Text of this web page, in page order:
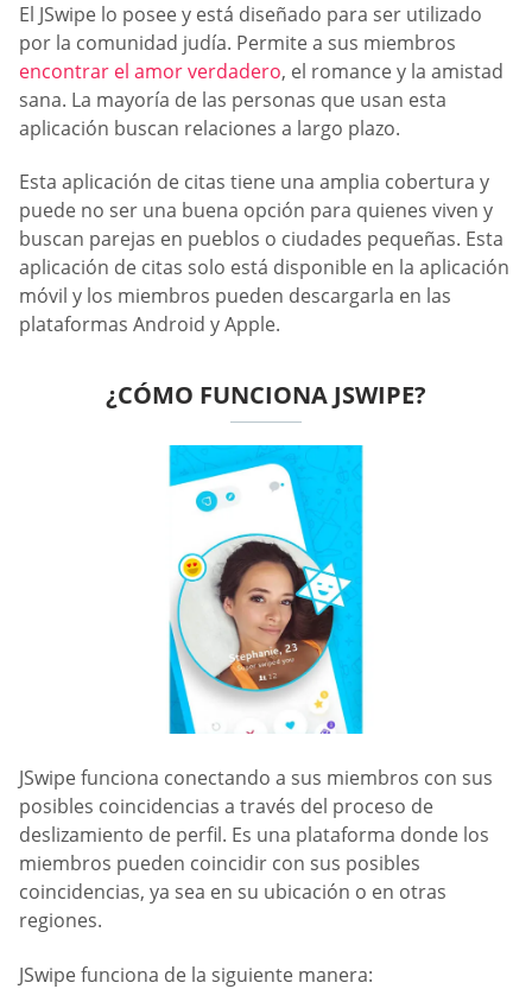
El JSwipe lo posee y está diseñado para ser utilizado
por la comunidad judía. Permite a sus miembros
encontrar el amor verdadero, el romance y la amistad
sana. La mayoría de las personas que usan esta
aplicación buscan relaciones a largo plazo.
Esta aplicación de citas tiene una amplia cobertura y
puede no ser una buena opción para quienes viven y
buscan parejas en pueblos o ciudades pequeñas. Esta
aplicación de citas solo está disponible en la aplicación
móvil y los miembros pueden descargarla en las
plataformas Android y Apple.
¿CÓMO FUNCIONA JSWIPE?
JSwipe funciona conectando a sus miembros con sus
posibles coincidencias a través del proceso de
deslizamiento de perfil. Es una plataforma donde los
miembros pueden coincidir con sus posibles
coincidencias, ya sea en su ubicación o en otras
regiones.
JSwipe funciona de la siguiente manera: